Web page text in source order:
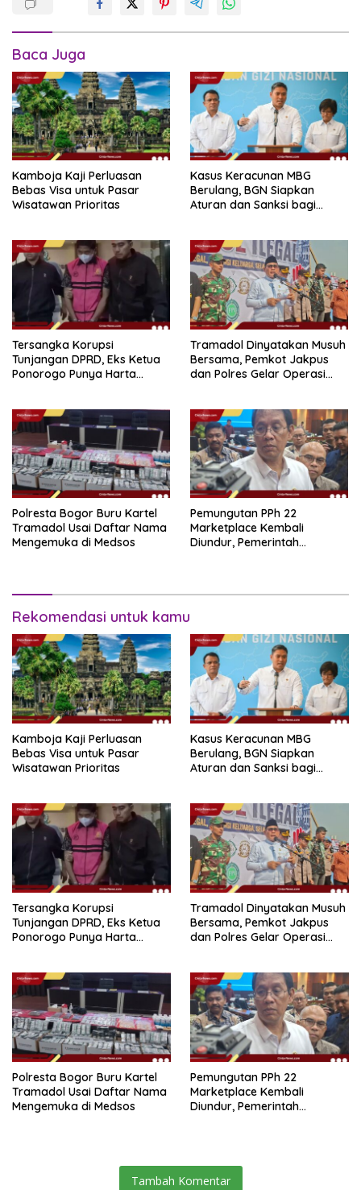
Baca Juga
Kamboja Kaji Perluasan
Bebas Visa untuk Pasar
Wisatawan Prioritas
Kasus Keracunan MBG
Berulang, BGN Siapkan
Aturan dan Sanksi bagi
Tersangka Korupsi
Tunjangan DPRD, Eks Ketua
Ponorogo Punya Harta
Tramadol Dinyatakan Musuh
Bersama, Pemkot Jakpus
dan Polres Gelar Operasi
Polresta Bogor Buru Kartel
Tramadol Usai Daftar Nama
Mengemuka di Medsos
Pemungutan PPh 22
Marketplace Kembali
Diundur, Pemerintah
Rekomendasi untuk kamu
Kamboja Kaji Perluasan
Bebas Visa untuk Pasar
Wisatawan Prioritas
Kasus Keracunan MBG
Berulang, BGN Siapkan
Aturan dan Sanksi bagi
Tersangka Korupsi
Tunjangan DPRD, Eks Ketua
Ponorogo Punya Harta
Tramadol Dinyatakan Musuh
Bersama, Pemkot Jakpus
dan Polres Gelar Operasi
Polresta Bogor Buru Kartel
Tramadol Usai Daftar Nama
Mengemuka di Medsos
Pemungutan PPh 22
Marketplace Kembali
Diundur, Pemerintah
Tambah Komentar